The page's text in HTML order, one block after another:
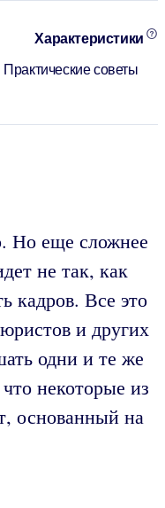
Характеристики
Практические советы
Но еще сложнее
не так, как
кадров. Все это
и других
одни и те же
некоторые из
основанный на